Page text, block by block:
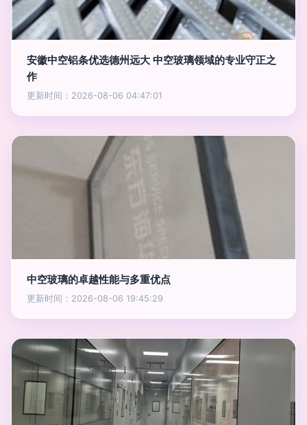
安徽中空铝条优选德州远大 中空玻璃领域的专业守正之
作
更新时间：2026-08-06 04:47:01
中空玻璃的卓越性能与多重优点
更新时间：2026-08-06 19:45:29